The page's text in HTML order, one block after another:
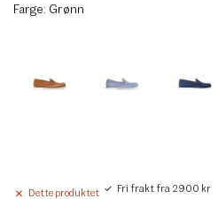
Farge: Grønn
Dette produktet
Fri frakt fra 2900 kr